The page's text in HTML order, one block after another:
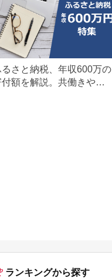
るさと納税、年収600万の
付額を解説。共働きや子
ランキングから探す